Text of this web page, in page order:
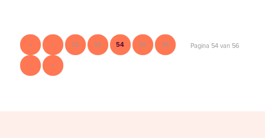
Pagina 54 van 56
« ‹ 52 53 54 55 56
› »